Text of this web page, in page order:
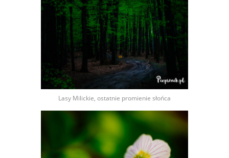
Lasy Milickie, ostatnie promienie słońca